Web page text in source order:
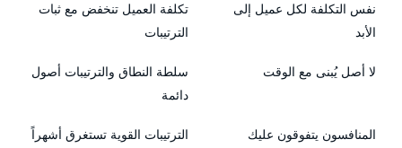
نفس التكلفة لكل عميل إلى
الأبد
تكلفة العميل تنخفض مع ثبات
الترتيبات
لا أصل يُبنى مع الوقت
سلطة النطاق والترتيبات أصول
دائمة
المنافسون يتفوقون عليك
الترتيبات القوية تستغرق أشهراً